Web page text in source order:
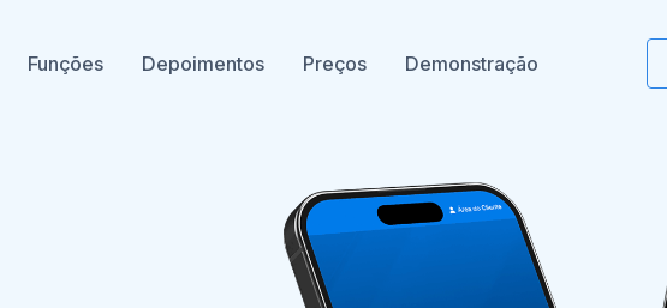
Funções Depoimentos Preços Demonstração